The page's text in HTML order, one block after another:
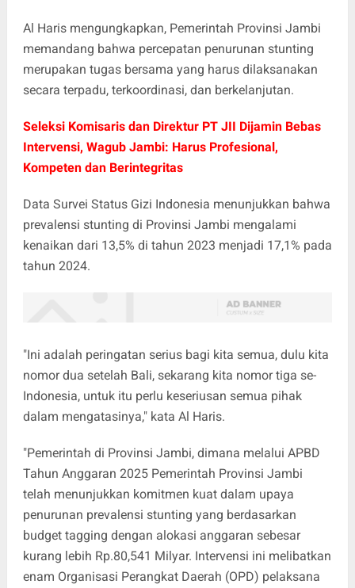
Al Haris mengungkapkan, Pemerintah Provinsi Jambi
memandang bahwa percepatan penurunan stunting
merupakan tugas bersama yang harus dilaksanakan
secara terpadu, terkoordinasi, dan berkelanjutan.
Seleksi Komisaris dan Direktur PT JII Dijamin Bebas
Intervensi, Wagub Jambi: Harus Profesional,
Kompeten dan Berintegritas
Data Survei Status Gizi Indonesia menunjukkan bahwa
prevalensi stunting di Provinsi Jambi mengalami
kenaikan dari 13,5% di tahun 2023 menjadi 17,1% pada
tahun 2024.
"Ini adalah peringatan serius bagi kita semua, dulu kita
nomor dua setelah Bali, sekarang kita nomor tiga se-
Indonesia, untuk itu perlu keseriusan semua pihak
dalam mengatasinya," kata Al Haris.
"Pemerintah di Provinsi Jambi, dimana melalui APBD
Tahun Anggaran 2025 Pemerintah Provinsi Jambi
telah menunjukkan komitmen kuat dalam upaya
penurunan prevalensi stunting yang berdasarkan
budget tagging dengan alokasi anggaran sebesar
kurang lebih Rp.80,541 Milyar. Intervensi ini melibatkan
enam Organisasi Perangkat Daerah (OPD) pelaksana